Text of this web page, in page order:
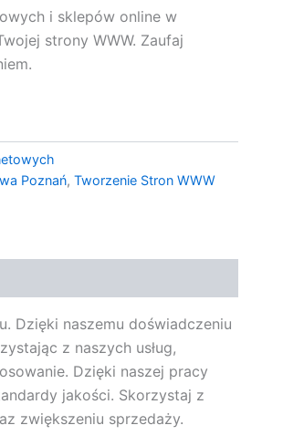
i sklepów online w
strony WWW. Zaufaj
Poznań, Tworzenie Stron WWW
Dzięki naszemu doświadczeniu
z naszych usług,
Dzięki naszej pracy
jakości. Skorzystaj z
zwiększeniu sprzedaży.